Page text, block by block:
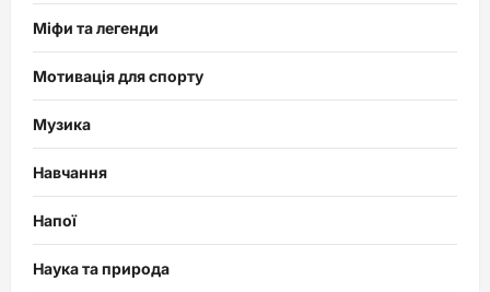
Міфи та легенди
Мотивація для спорту
Музика
Навчання
Напої
Наука та природа